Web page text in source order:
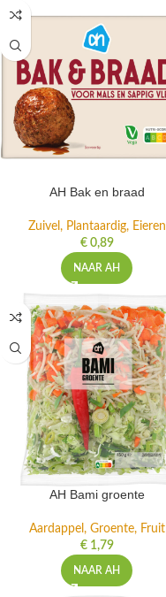
AH Bak en braad
Zuivel, Plantaardig, Eieren
€0,89
NAAR AH
AH Bami groente
Aardappel, Groente, Fruit
€1,79
NAAR AH